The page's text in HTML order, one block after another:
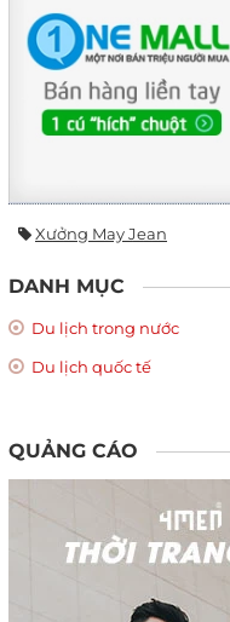
Xưởng May Jean
DANH MỤC
Du lịch trong nước
Du lịch quốc tế
QUẢNG CÁO